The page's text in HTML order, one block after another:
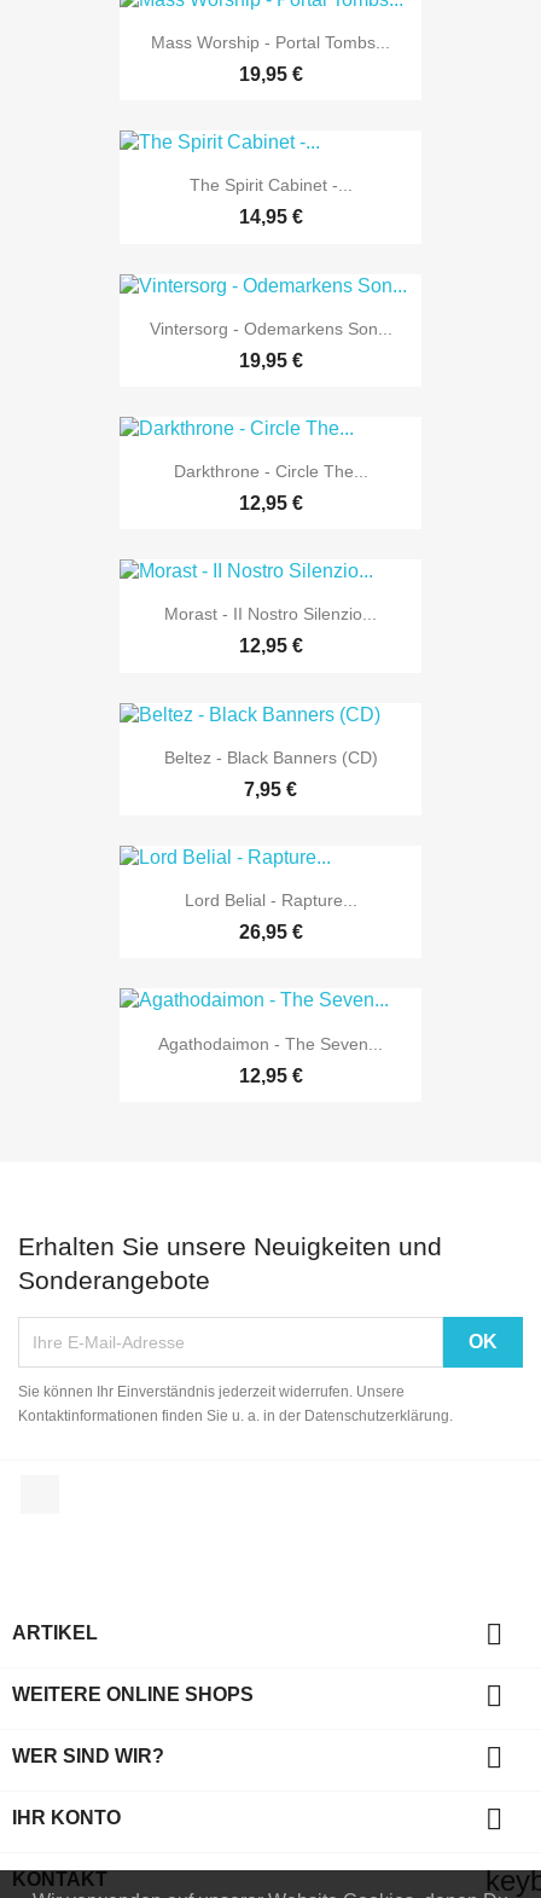
Mass Worship - Portal Tombs...
19,95 €
The Spirit Cabinet -...
14,95 €
Vintersorg - Odemarkens Son...
19,95 €
Darkthrone - Circle The...
12,95 €
Morast - II Nostro Silenzio...
12,95 €
Beltez - Black Banners (CD)
7,95 €
Lord Belial - Rapture...
26,95 €
Agathodaimon - The Seven...
12,95 €
Erhalten Sie unsere Neuigkeiten und
Sonderangebote
Sie können Ihr Einverständnis jederzeit widerrufen. Unsere
Kontaktinformationen finden Sie u. a. in der Datenschutzerklärung.
ARTIKEL 
WEITERE ONLINE SHOPS 
WER SIND WIR? 
IHR KONTO 
KONTAKT